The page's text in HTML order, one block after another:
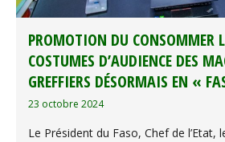
PROMOTION DU CONSOMMER
COSTUMES D’AUDIENCE DES
GREFFIERS DÉSORMAIS EN «
23 octobre 2024
Le Président du Faso, Chef de l’Etat,